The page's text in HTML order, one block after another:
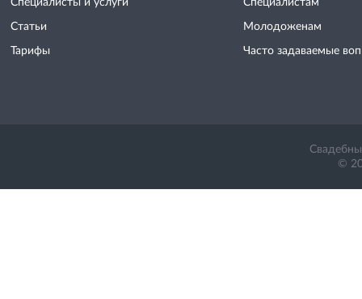
Специалисты и услуги
Статьи
Тарифы
Специалистам
Молодоженам
Часто задаваемые
©